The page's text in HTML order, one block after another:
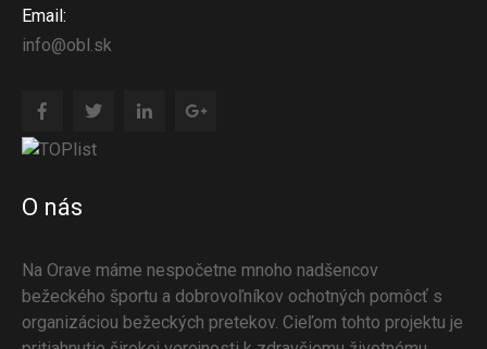
Email:
info@obl.sk
O nás
Na Orave máme nespočetne mnoho nadšencov
bežeckého športu a dobrovoľníkov ochotných pomôcť s
organizáciou bežeckých pretekov. Cieľom tohto projektu je